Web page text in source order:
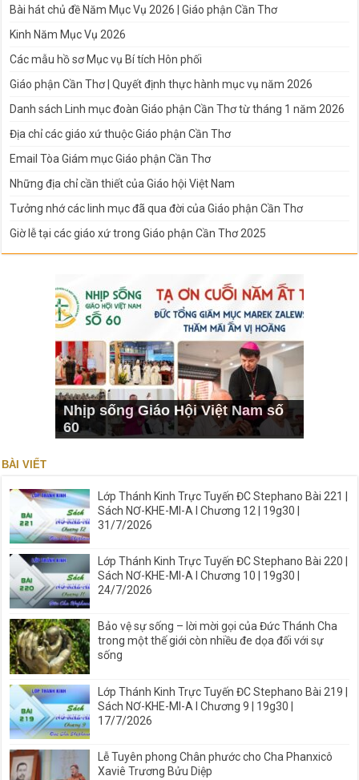
Bài hát chủ đề Năm Mục Vụ 2026 | Giáo phận Cần Thơ
Kinh Năm Mục Vụ 2026
Các mẫu hồ sơ Mục vụ Bí tích Hôn phối
Giáo phận Cần Thơ | Quyết định thực hành mục vụ năm 2026
Danh sách Linh mục đoàn Giáo phận Cần Thơ từ tháng 1 năm 2026
Địa chỉ các giáo xứ thuộc Giáo phận Cần Thơ
Email Tòa Giám mục Giáo phận Cần Thơ
Những địa chỉ cần thiết của Giáo hội Việt Nam
Tưởng nhớ các linh mục đã qua đời của Giáo phận Cần Thơ
Giờ lễ tại các giáo xứ trong Giáo phận Cần Thơ 2025
Nhịp sống Giáo Hội Việt Nam số
60
BÀI VIẾT
Lớp Thánh Kinh Trực Tuyến ĐC Stephano Bài 221 |
Sách NƠ-KHE-MI-A I Chương 12 | 19g30 |
31/7/2026
Lớp Thánh Kinh Trực Tuyến ĐC Stephano Bài 220 |
Sách NƠ-KHE-MI-A I Chương 10 | 19g30 |
24/7/2026
Bảo vệ sự sống – lời mời gọi của Đức Thánh Cha
trong một thế giới còn nhiều đe dọa đối với sự
sống
Lớp Thánh Kinh Trực Tuyến ĐC Stephano Bài 219 |
Sách NƠ-KHE-MI-A I Chương 9 | 19g30 |
17/7/2026
Lễ Tuyên phong Chân phước cho Cha Phanxicô
Xaviê Trương Bửu Diệp